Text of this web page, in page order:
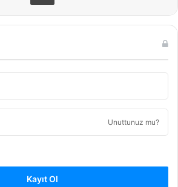
Unuttunuz mu?
Kayıt Ol